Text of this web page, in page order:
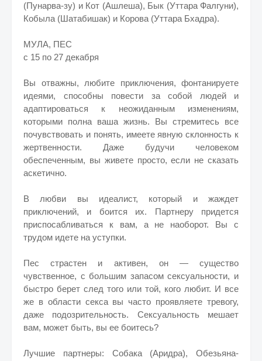
(Пунарва-зу) и Кот (Ашлеша), Бык (Уттара Фалгуни),
Кобыла (Шатабишак) и Корова (Уттара Бхадра).
МУЛА, ПЕС
с 15 по 27 декабря
Вы отважны, любите приключения, фонтанируете
идеями, способны повести за собой людей и
адаптироваться к неожиданным изменениям,
которыми полна ваша жизнь. Вы стремитесь все
почувствовать и понять, имеете явную склонность к
жертвенности. Даже будучи человеком
обеспеченным, вы живете просто, если не сказать
аскетично.
В любви вы идеалист, который и жаждет
приключений, и боится их. Партнеру придется
приспосабливаться к вам, а не наоборот. Вы с
трудом идете на уступки.
Пес страстен и активен, он — существо
чувственное, с большим запасом сексуальности, и
быстро берет след того или той, кого любит. И все
же в области секса вы часто проявляете тревогу,
даже подозрительность. Сексуальность мешает
вам, может быть, вы ее боитесь?
Лучшие партнеры: Собака (Аридра), Обезьяна-